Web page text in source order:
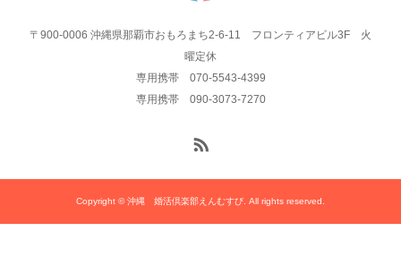
〒900-0006 沖縄県那覇市おもろまち2-6-11 フロンティアビル3F 火
曜定休
専用携帯 070-5543-4399
専用携帯 090-3073-7270
Copyright © 沖縄 婚活倶楽部えんむすび. All rights reserved.